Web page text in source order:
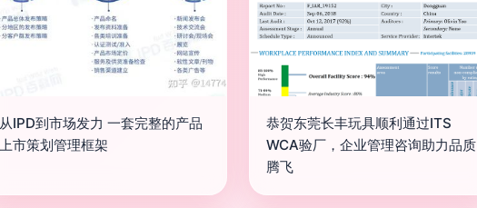
从IPD到市场发力 一套完整的产品
上市策划管理框架
恭贺东莞长丰玩具顺利通过ITS
WCA验厂，企业管理咨询助力品质
腾飞